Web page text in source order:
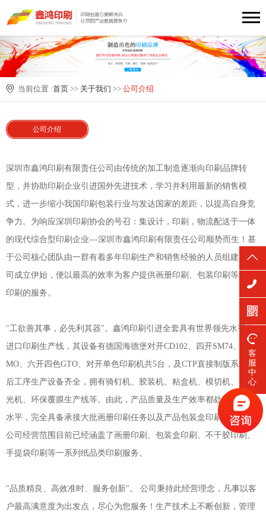
当前位置 :首页 >> 关于我们 >> 公司介绍
公司介绍
深圳市鑫鸿印刷有限责任公司由传统的加工制造逐渐向印刷品牌转
型，并协助印刷企业引进国外先进技术，学习并利用最新的销售模
式，进一步缩小我国印刷包装行业与发达国家的差距，以提高自身竞
争力。为响应深圳印刷协会的号召：集设计，印刷，物流配送于一体
的现代综合型印刷企业---深圳市鑫鸿印刷有限责任公司 顺势而生！基
于公司核心团队由一群有着多年印刷生产和销售经验的人员组建，公
司成立伊始，便以最高的效率为客户提供画册印刷、包装印刷等纸品
印刷的服务。
"工欲善其事，必先利其器"。 鑫鸿印刷 引进全套具有世界领先水平的
进口印刷生产线，其设备有德国海德堡对开CD102、四开SM74、四开
MO、六开四色GTO、对开单色印刷机共5台，及CTP直接制版系统；
后工序生产设备齐全，拥有骑钉机、胶装机、粘盒机、模切机、UV上
光机、环保覆膜生产线等。由此，产品质量及生产效率都处同行前列
水平，完全具备承接大批画册印刷任务以及产品包装盒印刷的实力。
公司经营范围目前已经涵盖了画册印刷、包装盒印刷、不干胶印刷、
手提袋印刷等一系列纸品类印刷服务。
"品质精良、高效准时、服务创新"。 公司秉持此经营理念，凡事以客
户最高满意度为出发点，尽心为您服务！生产技术上不断创新，管理
客
服
中
心